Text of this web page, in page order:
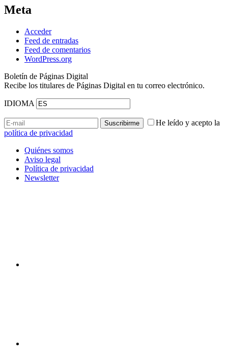
Meta
Acceder
Feed de entradas
Feed de comentarios
WordPress.org
Boletín de Páginas Digital
Recibe los titulares de Páginas Digital en tu correo electrónico.
IDIOMA
He leído y acepto la
política de privacidad
Quiénes somos
Aviso legal
Política de privacidad
Newsletter